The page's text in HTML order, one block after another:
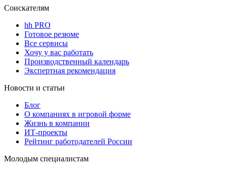
Соискателям
hh PRO
Готовое резюме
Все сервисы
Хочу у вас работать
Производственный календарь
Экспертная рекомендация
Новости и статьи
Блог
О компаниях в игровой форме
Жизнь в компании
ИТ-проекты
Рейтинг работодателей России
Молодым специалистам